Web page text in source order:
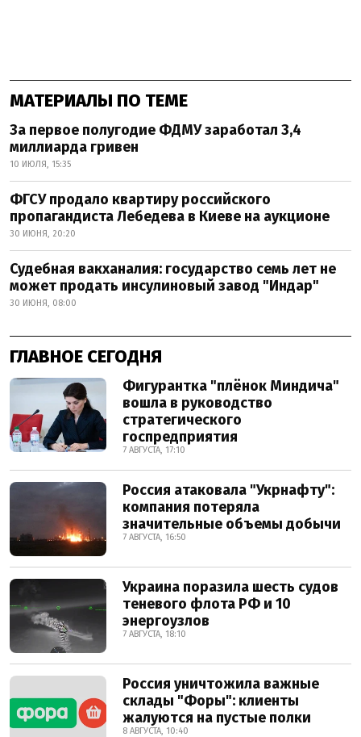
МАТЕРИАЛЫ ПО ТЕМЕ
За первое полугодие ФДМУ заработал 3,4
миллиарда гривен
10 ИЮЛЯ, 15:35
ФГСУ продало квартиру российского
пропагандиста Лебедева в Киеве на аукционе
30 ИЮНЯ, 20:20
Судебная вакханалия: государство семь лет не
может продать инсулиновый завод "Индар"
30 ИЮНЯ, 08:00
ГЛАВНОЕ СЕГОДНЯ
Фигурантка "плёнок Миндича"
вошла в руководство
стратегического
госпредприятия
7 АВГУСТА, 17:10
Россия атаковала "Укрнафту":
компания потеряла
значительные объемы добычи
7 АВГУСТА, 16:50
Украина поразила шесть судов
теневого флота РФ и 10
энергоузлов
7 АВГУСТА, 18:10
Россия уничтожила важные
склады "Форы": клиенты
жалуются на пустые полки
8 АВГУСТА, 10:40